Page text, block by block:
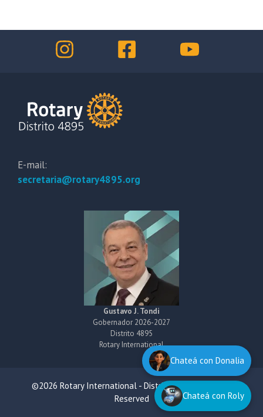
E-mail:
secretaria@rotary4895.org
Gustavo J. Tondi
Gobernador 2026-2027
Distrito 4895
Rotary International
©2026 Rotary International - District 4895 All Rights
Reserved
Chateá con Roly
Chateá con Donalia